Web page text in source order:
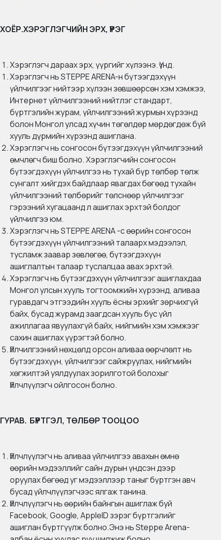
ХОЁР.ХЭРЭГЛЭГЧИЙН ЭРХ, ҮҮРЭГ
Хэрэглэгч дараах эрх, үүргийг хүлээнэ. Үүнд.
Хэрэглэгч нь STEPPE ARENA-н бүтээгдэхүүн
үйлчилгээг нийтээр хүлээн зөвшөөрсөн хэм хэмжээ,
Интернет үйлчилгээний нийтлэг стандарт,
бүртгэлийн журам, үйлчилгээний журмын хүрээнд
болон Монгол улсад хүчин төгөлдөр мөрдөгдөж буй
хууль дүрмийн хүрээнд ашиглана.
Хэрэглэгч нь сонгосон бүтээгдэхүүн үйлчилгээний
өмчлөгч биш болно. Хэрэглэгчийн сонгосон
бүтээгдэхүүн үйлчилгээ нь тухай бүр төлбөр төлж
сунгалт хийгдэх байдлаар явагдах бөгөөд тухайн
үйлчилгээний төлбөрийг төлснөөр үйлчилгээг
гэрээний хугацаанд л ашиглах эрхтэй болдог
үйлчилгээ юм.
Хэрэглэгч нь STEPPE ARENA -с өөрийн сонгосон
бүтээгдэхүүн үйлчилгээний талаарх мэдээлэл,
тусламж заавар зөвлөгөө, бүтээгдэхүүн
ашиглалтын талаар туслалцаа авах эрхтэй.
Хэрэглэгч нь бүтээгдэхүүн үйлчилгээг ашиглахдаа
Монгол улсын хууль тогтоомжийн хүрээнд, аливаа
гуравдагч этгээдийн хууль ёсны эрхийг зөрчихгүй
байх, бусад журамд заагдсан хууль бус үйл
ажиллагаа явуулахгүй байх, нийгмийн хэм хэмжээг
сахин ашиглах үүрэгтэй болно.
Үйлчилгээний нөхцөлд орсон аливаа өөрчлөлт нь
бүтээгдэхүүн, үйлчилгээг сайжруулах, нийгмийн
хөгжилтэй уялдуулах зорилготой болохыг
Үйлчлүүлэгч ойлгосон болно.
ГУРАВ. БҮРТГЭЛ, ТӨЛБӨР ТООЦОО
Үйлчлүүлэгч нь аливаа үйлчилгээ авахын өмнө
өөрийн мэдээллийг сайн дурын үндсэн дээр
оруулах бөгөөд уг мэдээллээр таныг бүртгэн авч
бусад үйлчлүүлэгчээс ялгаж танина.
Үйлчлүүлэгч нь өөрийн байнгын ашиглаж буй
Facebook, Google, AppleID зэрэг бүртгэлийг
ашиглан бүртгүүлж болно.Энэ нь Steppe Arena-